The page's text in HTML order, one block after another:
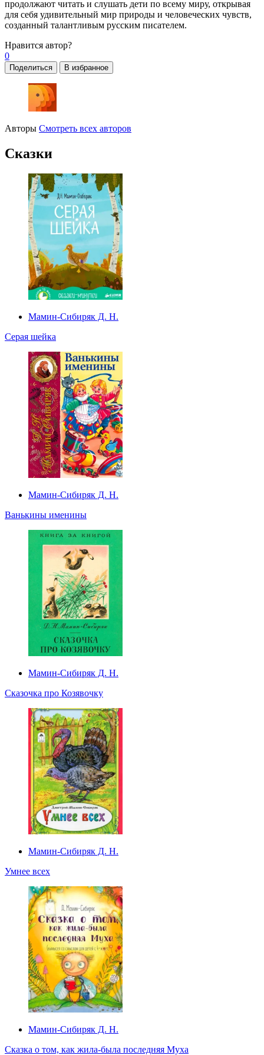
продолжают читать и слушать дети по всему миру, открывая
для себя удивительный мир природы и человеческих чувств,
созданный талантливым русским писателем.
Нравится автор?
0
Поделиться В избранное
Авторы Смотреть всех авторов
Сказки
Мамин-Сибиряк Д. Н.
Серая шейка
Мамин-Сибиряк Д. Н.
Ванькины именины
Мамин-Сибиряк Д. Н.
Сказочка про Козявочку
Мамин-Сибиряк Д. Н.
Умнее всех
Мамин-Сибиряк Д. Н.
Сказка о том, как жила-была последняя Муха